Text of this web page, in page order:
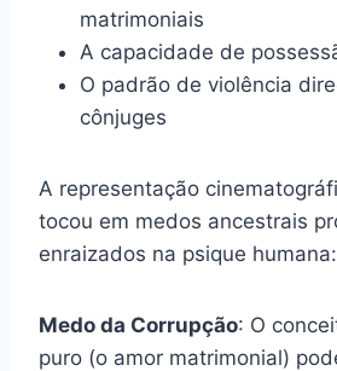
matrimoniais
A capacidade de
O padrão de violência
cônjuges
A representação
tocou em medos ancestrais
enraizados na psique humana:
Medo da Corrupção: O
puro (o amor matrimonial)